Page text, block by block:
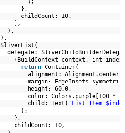
);
},
childCount: 10,
),
),
),
SliverList(
delegate:
(BuildContext context, int
return Container(
alignment: Alignment.center,
margin:
height: 60.0,
color: Colors.purple[100 *
child: Text( 'List Item
);
},
childCount: 10,